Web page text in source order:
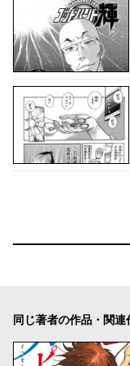
同じ著者の作品・関連